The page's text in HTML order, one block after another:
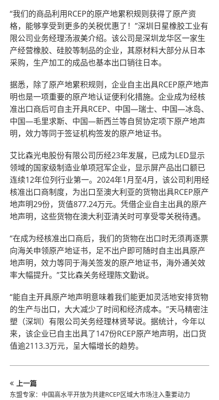
“我们的商品利用RCEP的原产地累积规则获得了原产资
格，能够享受到更多的关税优惠了！”深圳日星橡胶工业有
限公司业务经理汤淑美介绍。该公司是深圳龙华区一家生
产经营橡胶、硅胶等制品的企业，其原材料大部分从日本
采购，生产加工的成品也基本出口销往日本。
据悉，除了原产地累积规则，企业自主出具RCEP原产地声
明也是一项重要的原产地认证便利化措施。企业成为经核
准出口商后可自主开具RCEP、中国—瑞士、中国—冰岛、
中国—毛里求斯、中国—新西兰等自贸协定项下原产地声
明，效力等同于签证机构签发的原产地证书。
艾比森光电股份有限公司历经23年发展，已成为LED显示
领域的国家级制造业单项冠军企业，显示屏产品出口额已
连续12年位列行业第一。2024年1月至4月，该公司利用经
核准出口商制度，为出口至澳大利亚的货物出具RCEP原产
地声明29份，货值877.24万元。凭借企业自主出具的原产
地声明，这些货物在澳大利亚清关时可享受零关税待遇。
“在成为经核准出口商后，我们的货物在出口时无须再逐票
向海关申领原产地证书，足不出户即可随时自主出具原产
地声明，效力等同于海关签发的原产地证书，海外通关效
率大幅提升。”艾比森关务经理陈文勤说。
“能自主开具原产地声明意味着我们能更加灵活地安排货物
的生产与出口，大大减少了时间和经济成本。”天马精密注
塑（深圳）有限公司关务经理林贤琴说。据统计，今年以
来，该企业已自主出具了147份RCEP原产地声明，出口货
值逾2113.3万元，呈大幅增长的趋势。
上一篇
东盟专家：中国高水平开放为共建RCEP区域大市场注入重要动力